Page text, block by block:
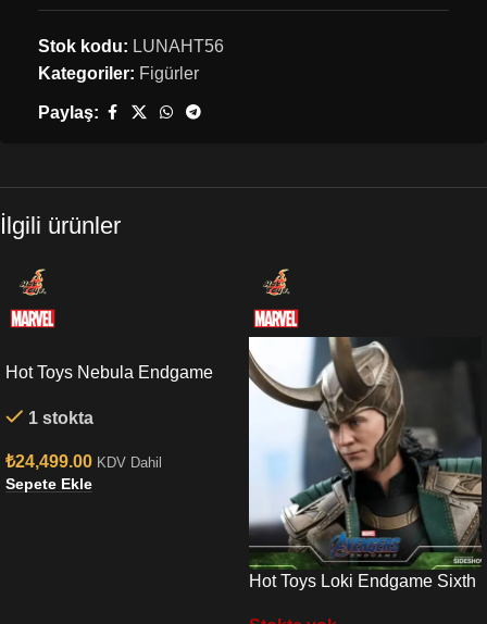
Stok kodu: LUNAHT56
Kategoriler: Figürler
Paylaş:
İlgili ürünler
Hot Toys Nebula Endgame
1 stokta
₺24,499.00 KDV Dahil
Sepete Ekle
Hot Toys Loki Endgame Sixth